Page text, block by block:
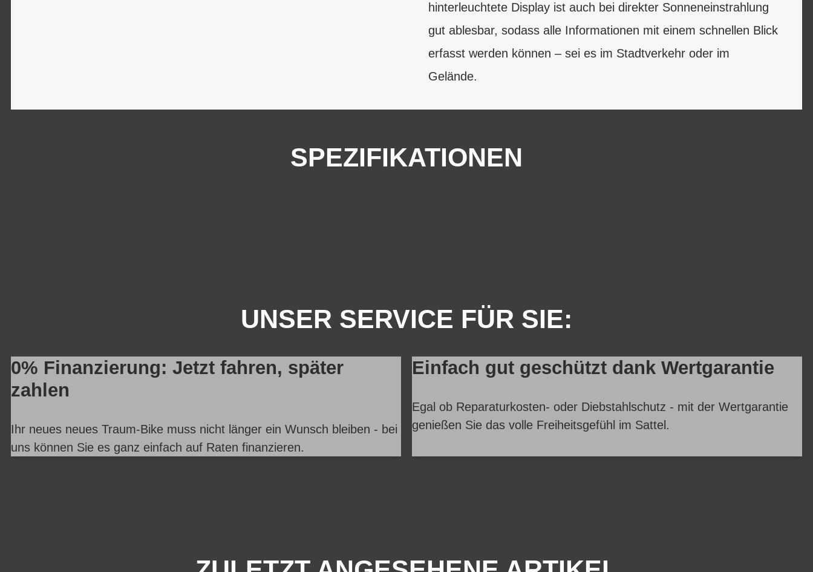
hinterleuchtete Display ist auch bei direkter Sonneneinstrahlung
gut ablesbar, sodass alle Informationen mit einem schnellen Blick
erfasst werden können – sei es im Stadtverkehr oder im
Gelände.
SPEZIFIKATIONEN
UNSER SERVICE FÜR SIE:
0% Finanzierung: Jetzt fahren, später
zahlen
Ihr neues neues Traum-Bike muss nicht länger ein Wunsch bleiben - bei
uns können Sie es ganz einfach auf Raten finanzieren.
Einfach gut geschützt dank Wertgarantie
Egal ob Reparaturkosten- oder Diebstahlschutz - mit der Wertgarantie
genießen Sie das volle Freiheitsgefühl im Sattel.